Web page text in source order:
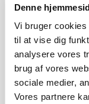
Denne
Vi bruger
til at vise dig
analysere vores
brug af vores
sociale medier,
Vores partnere